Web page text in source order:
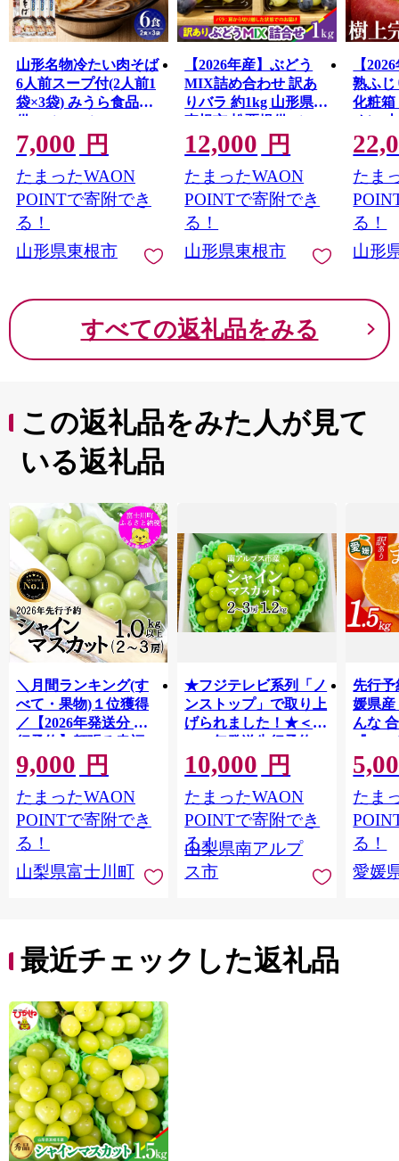
山形名物冷たい肉そば
6人前スープ付(2人前1
袋×3袋) みうら食品提
供 hi004-hi046-003r
7,000 円
たまったWAON
POINTで寄附でき
る！
山形県東根市
【2026年産】ぶどう
MIX詰め合わせ 訳あ
りバラ 約1kg 山形県
東根市 松栗提供 hi062-
067
12,000 円
たまったWAON
POINTで寄附でき
る！
山形県東根市
【
熟ふじ
化粧箱
め）
提供
たま
る！
山形
すべての返礼品をみる
この返礼品をみた人が見て
いる返礼品
＼月間ランキング(す
べて・果物)１位獲得
／【2026年発送分 先
行予約】頬張る幸福
感 〜緑の宝石・ シ
ャインマスカット 〜
１ｋｇ以上（２〜３
房） フルーツ 山梨県
産 果物 くだもの シャ
イン マスカット ぶど
う ブドウ 葡萄 大粒 種
9,000 円
たまったWAON
POINTで寄附でき
る！
山梨県富士川町
★フジテレビ系列「ノ
ンストップ」で取り上
げられました！★＜
2026年発送先行予約＞
南アルプス市産シャイ
ンマスカット1.2kg以
上（2～3房） クール
便発送 ALPAG007
10,000 円
たまったWAON
POINTで寄附でき
る！
山梨県南アルプ
ス市
先行予
媛県産
んな
『
出荷
ご自宅
マド
あり
ツ 高
産地直
レンジ
たま
る！
愛媛
最近チェックした返礼品